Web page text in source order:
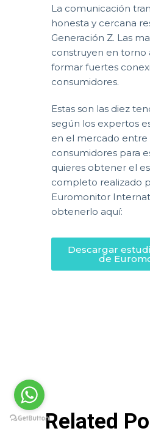
La comunicación
honesta y cercana
Generación Z. Las
construyen en torno
formar fuertes
consumidores.
Estas son las diez
según los expertos
en el mercado entre
consumidores para
quieres obtener el
completo realizado
Euromonitor
obtenerlo aquí:
Descargar
de
Related